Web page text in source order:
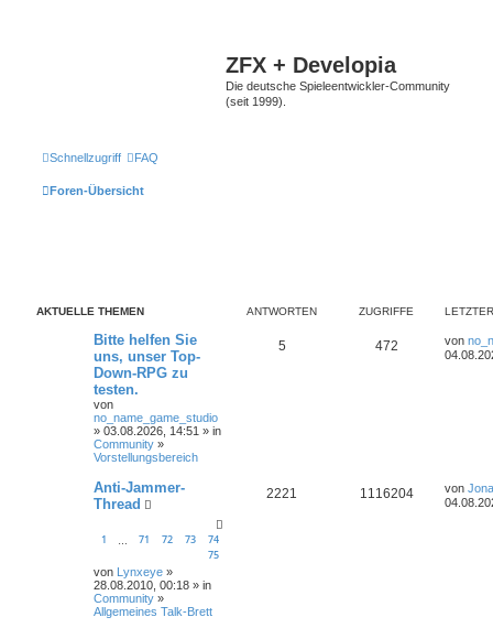
ZFX + Developia
Die deutsche Spieleentwickler-Community
(seit 1999).
Schnellzugriff FAQ
Foren-Übersicht
AKTUELLE THEMEN ANTWORTEN ZUGRIFFE
Bitte helfen Sie
uns, unser Top-
Down-RPG zu
testen.
von
no_name_game_studio
» 03.08.2026, 14:51 » in
Community »
Vorstellungsbereich
5 472 von
Anti-Jammer-
Thread
1 71 72 73
74
75
von Lynxeye »
28.08.2010, 00:18 » in
Community »
Allgemeines Talk-Brett
2221 1116204 von